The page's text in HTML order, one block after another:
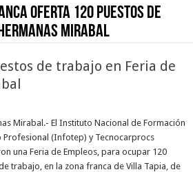
oferta 120 puestos de
Mirabal
de trabajo en Feria de
Mirabal.- El Instituto Nacional de Formación
Profesional (Infotep) y Tecnocarprocs
una Feria de Empleos, para ocupar 120
trabajo, en la zona franca de Villa Tapia, de